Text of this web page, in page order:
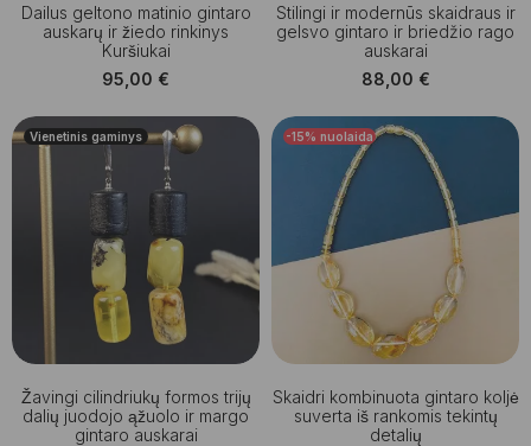
Dailus geltono matinio gintaro
auskarų ir žiedo rinkinys
Kuršiukai
95,00 €
Stilingi ir modernūs skaidraus ir
gelsvo gintaro ir briedžio rago
auskarai
88,00 €
Vienetinis gaminys
Žavingi cilindriukų formos trijų
dalių juodojo ąžuolo ir margo
gintaro auskarai
-15% nuolaida
Skaidri kombinuota gintaro koljė
suverta iš rankomis tekintų
detalių